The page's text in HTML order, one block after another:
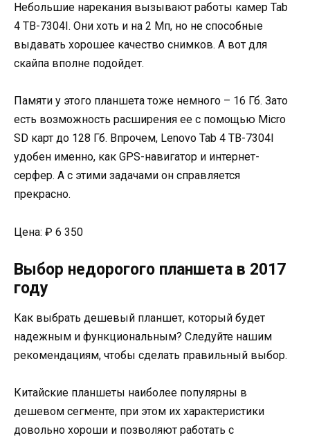
Небольшие нарекания вызывают работы камер Tab
4 TB-7304I. Они хоть и на 2 Мп, но не способные
выдавать хорошее качество снимков. А вот для
скайпа вполне подойдет.
Памяти у этого планшета тоже немного – 16 Гб. Зато
есть возможность расширения ее с помощью Micro
SD карт до 128 Гб. Впрочем, Lenovo Tab 4 TB-7304I
удобен именно, как GPS-навигатор и интернет-
серфер. А с этими задачами он справляется
прекрасно.
Цена: ₽ 6 350
Выбор недорогого планшета в 2017
году
Как выбрать дешевый планшет, который будет
надежным и функциональным? Следуйте нашим
рекомендациям, чтобы сделать правильный выбор.
Китайские планшеты наиболее популярны в
дешевом сегменте, при этом их характеристики
довольно хороши и позволяют работать с